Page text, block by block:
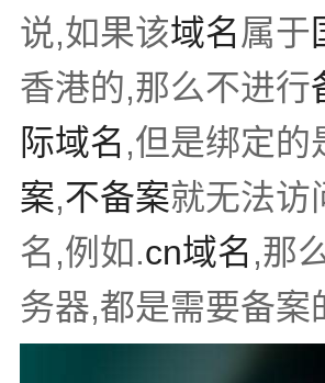
说,如果该域名属于
香港的,那么不进行
际域名 ,但是绑定的
案,不备案就无法访
名,例如.cn域名 ,那
务器,都是需要备案